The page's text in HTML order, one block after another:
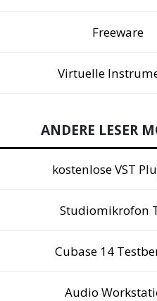
Freeware
Virtuelle
ANDERE LESER
kostenlose VST
Studiomikrofon
Cubase 14
Audio